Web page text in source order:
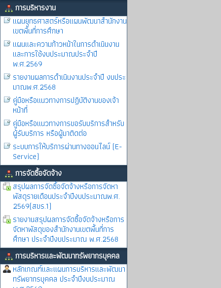
การบริหารงาน
แผนยุทธศาสตร์หรือแผนพัฒนาสำนักงาน
เขตพื้นที่การศึกษา
แผนและความก้าวหน้าในการดำเนินงาน
และการใช้งบประมาณประจำปี
พ.ศ.2569
รายงานผลการดำเนินงานประจำปี งบประ
มาณพ.ศ.2568
คู่มือหรือแนวทางการปฏิบัติงานของเจ้า
หน้าที่
คู่มือหรือแนวทางการขอรับบริการสำหรับ
ผู้รับบริการ หรือผู้มาติดต่อ
ระบบการให้บริการผ่านทางออนไลน์ (E-
Service)
การจัดซื้อจัดจ้าง
สรุปผลการจัดซื้อจัดจ้างหรือการจัดหา
พัสดุรายเดือนประจำปีงบประมาณพ.ศ.
2569(สขร.1)
รายงานสรุปผลการจัดซื้อจัดจ้างหรือการ
จัดหาพัสดุของสำนักงานเขตพื้นที่การ
ศึกษา ประจำปีงบประมาณ พ.ศ.2568
การบริหารและพัฒนาทรัพยากรบุคคล
หลักเกณฑ์และแผนการบริหารและพัฒนา
ทรัพยากรบุคคล ประจำปีงบประมาณ